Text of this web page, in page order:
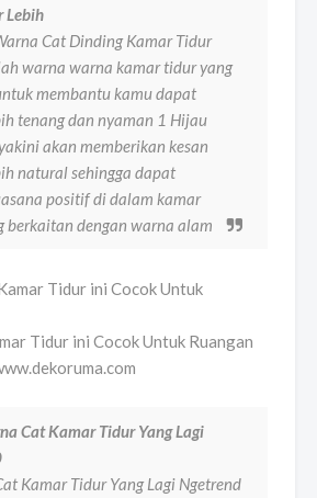
Lebih
Cat Dinding Kamar Tidur
warna warna kamar tidur yang
membantu kamu dapat
tenang dan nyaman 1 Hijau
akan memberikan kesan
natural sehingga dapat
positif di dalam kamar
berkaitan dengan warna alam
Tidur ini Cocok Untuk Ruangan
Cat Kamar Tidur Yang Lagi
Kamar Tidur Yang Lagi Ngetrend